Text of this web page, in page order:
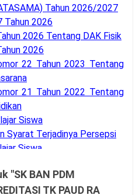
Tahun 2026/2027
Tahun 2026
2026 Tentang DAK Fisik
2026
22 Tahun 2023 Tentang
21 Tahun 2022 Tentang
Siswa
Syarat Terjadinya Persepsi
Siswa
Akademik 2026/2027
Layanan BK
"SK BAN PDM
TK PAUD RA